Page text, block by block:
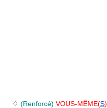
♢ (Renforcé) VOUS-MÊME(S).